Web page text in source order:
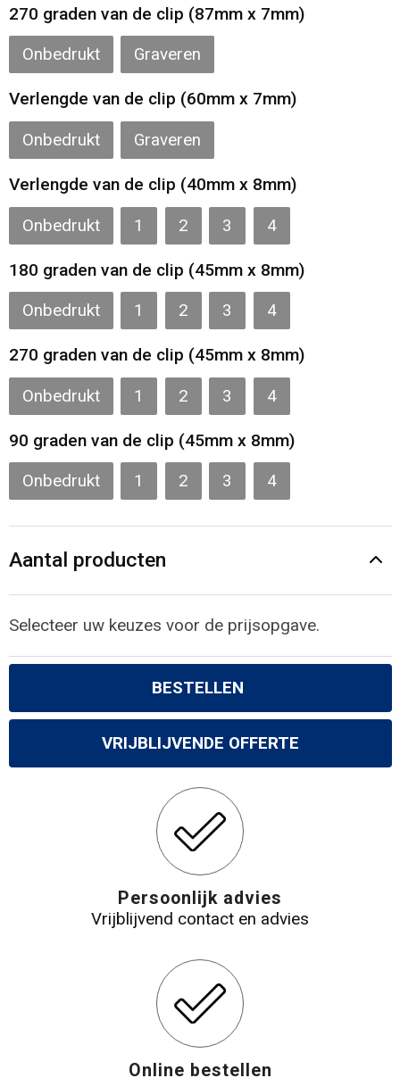
270 graden van de clip (87mm x 7mm)
Onbedrukt Graveren
Verlengde van de clip (60mm x 7mm)
Onbedrukt Graveren
Verlengde van de clip (40mm x 8mm)
Onbedrukt 1 2 3 4
180 graden van de clip (45mm x 8mm)
Onbedrukt 1 2 3 4
270 graden van de clip (45mm x 8mm)
Onbedrukt 1 2 3 4
90 graden van de clip (45mm x 8mm)
Onbedrukt 1 2 3 4
Aantal producten
Selecteer uw keuzes voor de prijsopgave.
BESTELLEN
VRIJBLIJVENDE OFFERTE
Persoonlijk advies
Vrijblijvend contact en advies
Online bestellen